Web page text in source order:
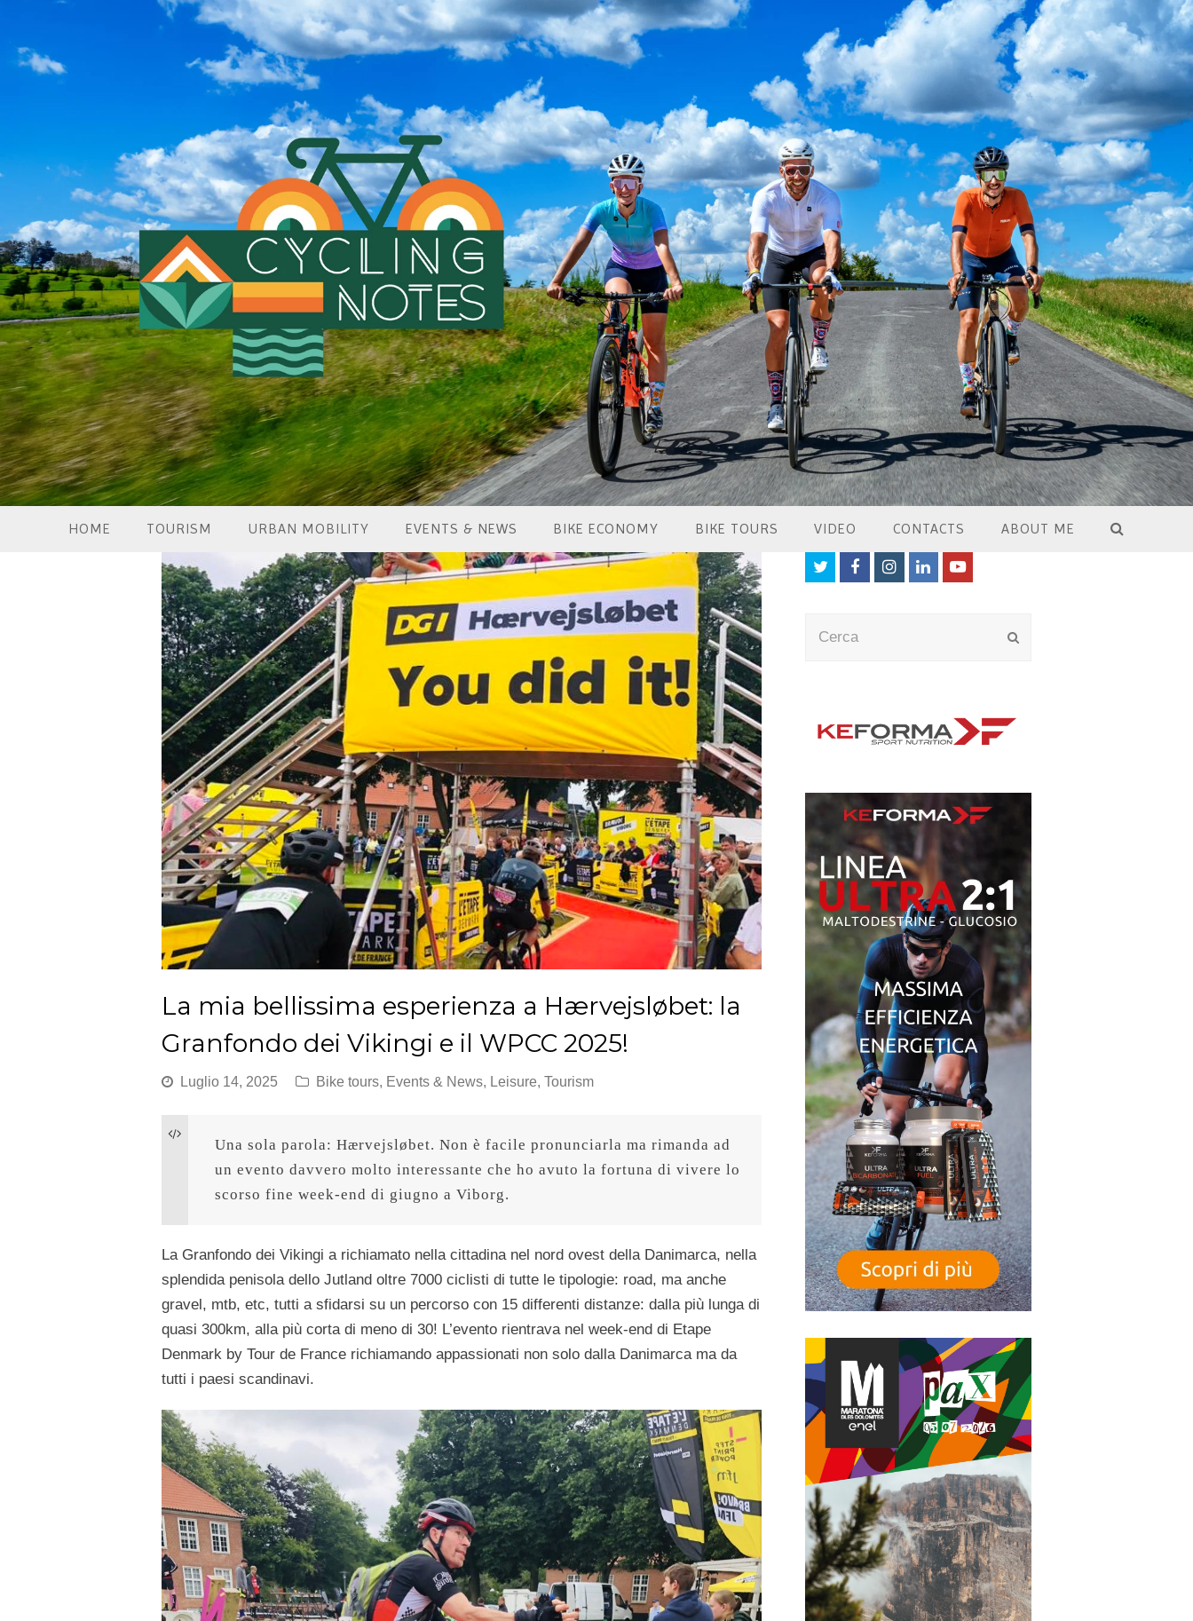
HOME TOURISM URBAN MOBILITY EVENTS & NEWS BIKE ECONOMY BIKE TOURS VIDEO CONTACTS ABOUT ME
La mia bellissima esperienza a Hærvejsløbet: la
Granfondo dei Vikingi e il WPCC 2025!
Luglio 14, 2025 Bike tours, Events & News, Leisure, Tourism
Una sola parola: Hærvejsløbet. Non è facile pronunciarla ma rimanda ad
un evento davvero molto interessante che ho avuto la fortuna di vivere lo
scorso fine week-end di giugno a Viborg.
La Granfondo dei Vikingi a richiamato nella cittadina nel nord ovest della Danimarca, nella
splendida penisola dello Jutland oltre 7000 ciclisti di tutte le tipologie: road, ma anche
gravel, mtb, etc, tutti a sfidarsi su un percorso con 15 differenti distanze: dalla più lunga di
quasi 300km, alla più corta di meno di 30! L’evento rientrava nel week-end di Etape
Denmark by Tour de France richiamando appassionati non solo dalla Danimarca ma da
tutti i paesi scandinavi.
TwitterFacebookInstagram
LinkedInYoutube